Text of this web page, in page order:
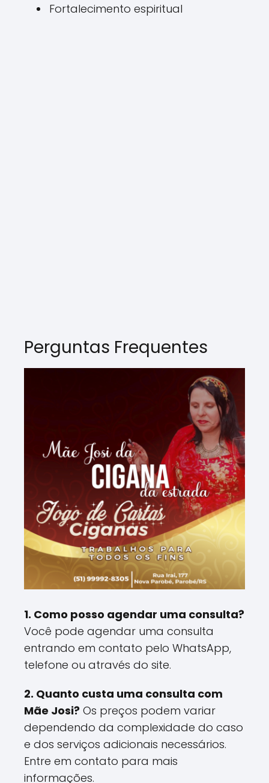
Fortalecimento espiritual
Perguntas Frequentes
1. Como posso agendar uma consulta?
Você pode agendar uma consulta
entrando em contato pelo WhatsApp,
telefone ou através do site.
2. Quanto custa uma consulta com
Mãe Josi? Os preços podem variar
dependendo da complexidade do caso
e dos serviços adicionais necessários.
Entre em contato para mais
informações.